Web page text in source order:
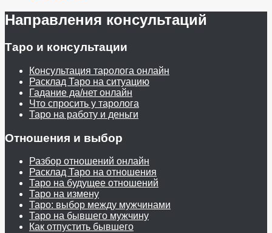
Направления консультаций
Таро и консультации
Консультация таролога онлайн
Расклад Таро на ситуацию
Гадание да/нет онлайн
Что спросить у таролога
Таро на работу и деньги
Отношения и выбор
Разбор отношений онлайн
Расклад Таро на отношения
Таро на будущее отношений
Таро на измену
Таро: выбор между мужчинами
Таро на бывшего мужчину
Как отпустить бывшего